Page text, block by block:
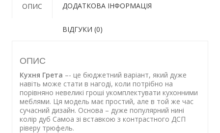
ОПИС ДОДАТКОВА ІНФОРМАЦІЯ
ВІДГУКИ (0)
ОПИС
Кухня Грета –- це бюджетний варіант, який дуже
навіть може стати в нагоді, коли потрібно на
порівняно невеликі гроші укомплектувати кухонними
меблями. Ця модель має простий, але в той же час
сучасний дизайн. Основа – дуже популярний нині
колір дуб Самоа зі вставкою з контрастного ДСП
ріверу трюфель.